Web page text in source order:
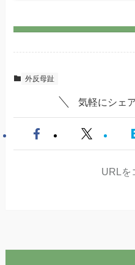
外反母趾
気軽にシェ
URLを